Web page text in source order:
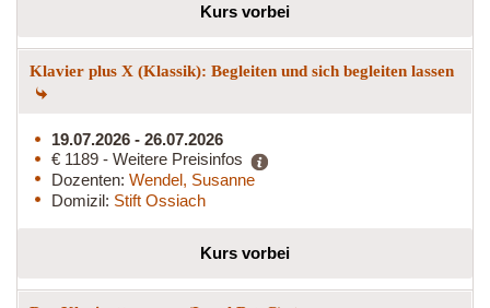
Kurs vorbei
Klavier plus X (Klassik): Begleiten und sich begleiten lassen
19.07.2026 - 26.07.2026
€ 1189 - Weitere Preisinfos
Dozenten: Wendel, Susanne
Domizil: Stift Ossiach
Kurs vorbei